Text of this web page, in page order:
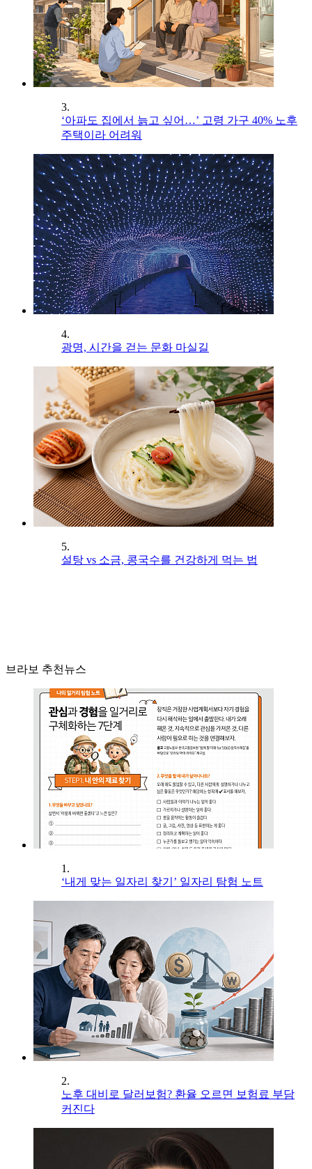
3.
‘아파도 집에서 늙고 싶어…’ 고령 가구 40% 노후
주택이라 어려워
4.
광명, 시간을 걷는 문화 마실길
5.
설탕 vs 소금, 콩국수를 건강하게 먹는 법
브라보 추천뉴스
1.
‘내게 맞는 일자리 찾기’ 일자리 탐험 노트
2.
노후 대비로 달러보험? 환율 오르면 보험료 부담
커진다